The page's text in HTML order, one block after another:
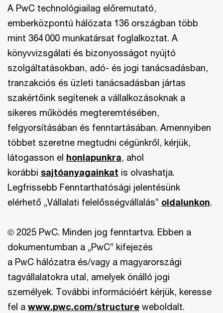
A PwC technológiailag előremutató,
emberközpontú hálózata 136 országban több
mint 364 000 munkatársat foglalkoztat. A
könyvvizsgálati és bizonyosságot nyújtó
szolgáltatásokban, adó- és jogi tanácsadásban,
tranzakciós és üzleti tanácsadásban jártas
szakértőink segítenek a vállalkozásoknak a
sikeres működés megteremtésében,
felgyorsításában és fenntartásában. Amennyiben
többet szeretne megtudni cégünkről, kérjük,
látogasson el honlapunkra, ahol
korábbi sajtóanyagainkat is olvashatja.
Legfrissebb Fenntarthatósági jelentésünk
elérhető „Vállalati felelősségvállalás” oldalunkon.
© 2025 PwC. Minden jog fenntartva. Ebben a
dokumentumban a „PwC” kifejezés
a PwC hálózatra és/vagy a magyarországi
tagvállalatokra utal, amelyek önálló jogi
személyek. További információért kérjük, keresse
fel a www.pwc.com/structure weboldalt.